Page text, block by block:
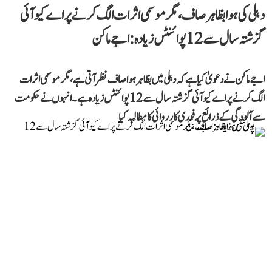
دہلی کی ہوا بظاہر صاف، مگر موسمی اثرات الگ کرنے پر اے کیو آئی
گزشتہ سال سے 12 پوائنٹس زیادہ: اجے ماکن
اجے ماکن نے دعویٰ کیا ہے کہ دہلی میں بظاہر ہوا صاف نظر آتی ہے، مگر موسمی اثرات
الگ کرنے پر اے کیو آئی گزشتہ سال سے 12 پوائنٹس زیادہ ہے۔ انہوں نے حکومت
سے آلودگی کے ذرائع پر فوری کارروائی کا مطالبہ کیا